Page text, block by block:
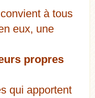
à tous
eux, une
propres
qui apportent